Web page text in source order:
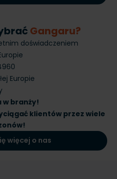
Gangaru?
doświadczeniem
Europie
w branży!
klientów przez wiele
więcej o nas